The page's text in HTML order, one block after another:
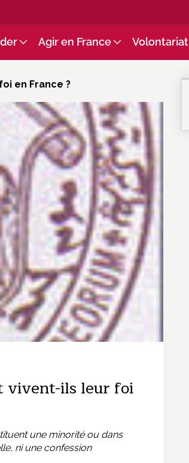
Agir en France Volontariat
en France ?
vivent-ils leur foi
une minorité ou dans
ni une confession